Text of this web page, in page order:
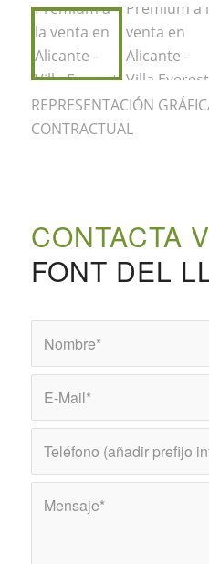
REPRESENTACIÓN
CONTRACTUAL
CONTACTA
FONT DEL